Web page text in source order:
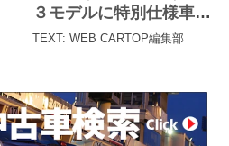
３モデルに特別仕様車設
定
TEXT: WEB CARTOP編集部